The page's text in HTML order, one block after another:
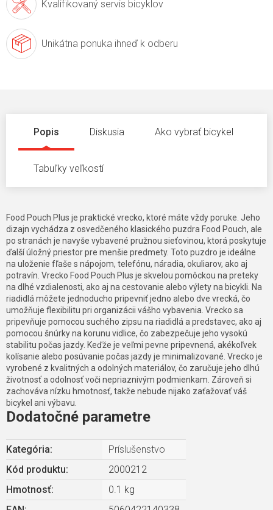
Kvalifikovaný servis bicyklov
Unikátna ponuka ihneď k odberu
Popis Diskusia Ako vybrať bicykel
Tabuľky veľkostí
Food Pouch Plus je praktické vrecko, ktoré máte vždy poruke. Jeho
dizajn vychádza z osvedčeného klasického puzdra Food Pouch, ale
po stranách je navyše vybavené pružnou sieťovinou, ktorá poskytuje
ďalší úložný priestor pre menšie predmety. Toto puzdro je ideálne
na uloženie fľaše s nápojom, telefónu, náradia, okuliarov, ako aj
potravín. Vrecko Food Pouch Plus je skvelou pomôckou na preteky
na dlhé vzdialenosti, ako aj na cestovanie alebo výlety na bicykli. Na
riadidlá môžete jednoducho pripevniť jedno alebo dve vrecká, čo
umožňuje flexibilitu pri organizácii vášho vybavenia. Vrecko sa
pripevňuje pomocou suchého zipsu na riadidlá a predstavec, ako aj
pomocou šnúrky na korunu vidlice, čo zabezpečuje jeho vysokú
stabilitu počas jazdy. Keďže je veľmi pevne pripevnená, akékoľvek
kolísanie alebo posúvanie počas jazdy je minimalizované. Vrecko je
vyrobené z kvalitných a odolných materiálov, čo zaručuje jeho dlhú
životnosť a odolnosť voči nepriaznivým podmienkam. Zároveň si
zachováva nízku hmotnosť, takže nebude nijako zaťažovať váš
bicykel ani výbavu.
Dodatočné parametre
Kategória:
Príslušenstvo
Kód produktu:
2000212
Hmotnosť:
0.1 kg